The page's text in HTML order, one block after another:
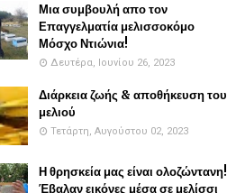
Μια συμβουλή απο τον
Επαγγελματία μελισσοκόμο
Μόσχο Ντιώνια!
Δευτέρα, Ιουνίου 26, 2023
Διάρκεια ζωής & αποθήκευση του
μελιού
Τετάρτη, Αυγούστου 02, 2023
Η θρησκεία μας είναι ολοζώντανη!
Έβαλαν εικόνες μέσα σε μελίσσι